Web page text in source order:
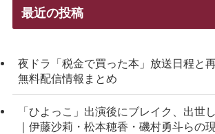
最近の投稿
夜ドラ「税金で買った本」放送日程と
無料配信情報まとめ
「ひよっこ」出演後にブレイク、出世
｜伊藤沙莉・松本穂香・磯村勇斗らの